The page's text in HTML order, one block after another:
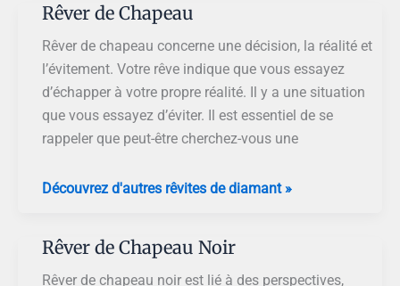
dans
la
Maison
Rêver de Chapeau
Rêver de chapeau concerne une décision, la réalité et
l’évitement. Votre rêve indique que vous essayez
d’échapper à votre propre réalité. Il y a une situation
que vous essayez d’éviter. Il est essentiel de se
rappeler que peut-être cherchez-vous une
Rêver
Découvrez d'autres rêvites de diamant »
Rêver de Chapeau Noir
Rêver de chapeau noir est lié à des perspectives,